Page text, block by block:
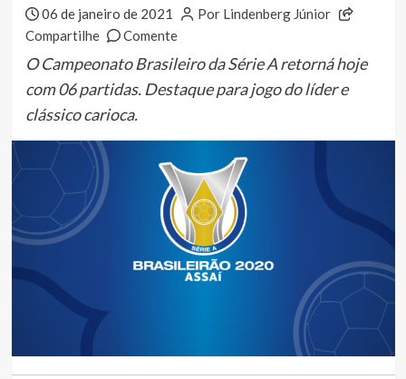
06 de janeiro de 2021
Por Lindenberg Júnior
Compartilhe
Comente
O Campeonato Brasileiro da Série A retorná hoje
com 06 partidas. Destaque para jogo do líder e
clássico carioca.